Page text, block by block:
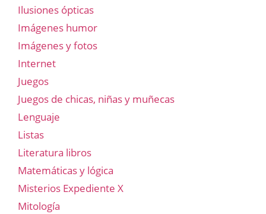
Ilusiones ópticas
Imágenes humor
Imágenes y fotos
Internet
Juegos
Juegos de chicas, niñas y muñecas
Lenguaje
Listas
Literatura libros
Matemáticas y lógica
Misterios Expediente X
Mitología